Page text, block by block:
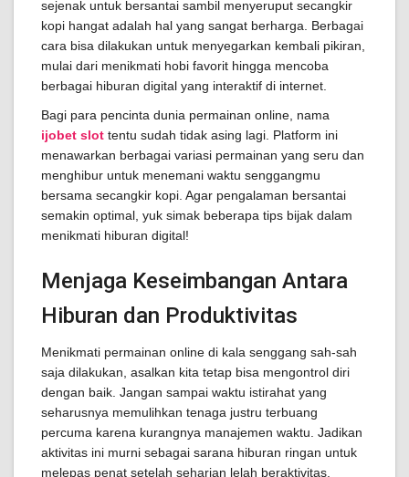
sejenak untuk bersantai sambil menyeruput secangkir
kopi hangat adalah hal yang sangat berharga. Berbagai
cara bisa dilakukan untuk menyegarkan kembali pikiran,
mulai dari menikmati hobi favorit hingga mencoba
berbagai hiburan digital yang interaktif di internet.
Bagi para pencinta dunia permainan online, nama
ijobet slot tentu sudah tidak asing lagi. Platform ini
menawarkan berbagai variasi permainan yang seru dan
menghibur untuk menemani waktu senggangmu
bersama secangkir kopi. Agar pengalaman bersantai
semakin optimal, yuk simak beberapa tips bijak dalam
menikmati hiburan digital!
Menjaga Keseimbangan Antara
Hiburan dan Produktivitas
Menikmati permainan online di kala senggang sah-sah
saja dilakukan, asalkan kita tetap bisa mengontrol diri
dengan baik. Jangan sampai waktu istirahat yang
seharusnya memulihkan tenaga justru terbuang
percuma karena kurangnya manajemen waktu. Jadikan
aktivitas ini murni sebagai sarana hiburan ringan untuk
melepas penat setelah seharian lelah beraktivitas.